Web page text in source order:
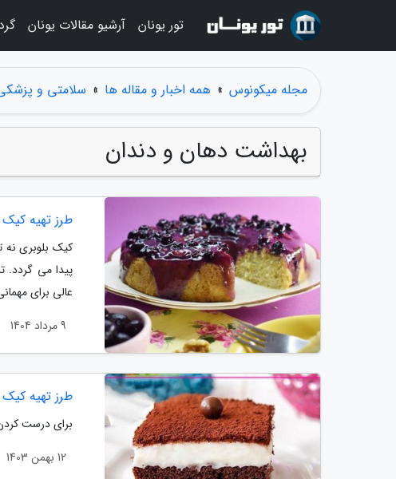
مجله میکونوس » همه اخبار و مقاله ها » سلامتی و
بهداشت دهان و دندان
طرز تهیه
کیک بلوبری نه
پیدا می گردد.
عالی برای
9 مرداد 1404
طرز تهیه کیک
برای درست
12 بهمن 1403
تور یونان آرشیو مقالات یونان